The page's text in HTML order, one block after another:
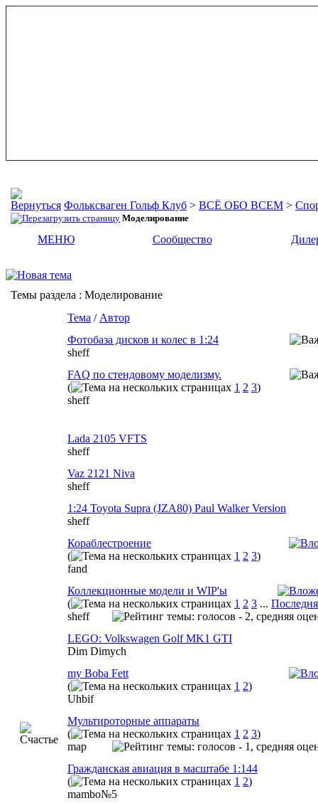
Фольксваген Гольф Клуб > ВСЁ ОБО ВСЕМ >
Моделирование
МЕНЮ Сообщество
Темы раздела : Моделирование
Тема / Автор
Фотобаза дисков и колес в 1:24
sheff
FAQ по стендовому моделизму.
(
1 2 3)
sheff
Lada 2105 VFTS
sheff
Vaz 2121 Niva
sheff
1:24 Toyota Supra (JZA80) Paul Walker Version
sheff
Кораблестроение
(
1 2 3)
fand
Коллекционные модели и WIP'ы
(
1 2 3 ...
sheff
LEGO: Volkswagen Golf MK1 GTI
Dim Dimych
my Boba Fett
(
1 2)
Uhbif
Мультироторные аппараты
(
1 2 3)
map
Гражданская авиация в масштабе 1:144
(
1 2)
mambo№5